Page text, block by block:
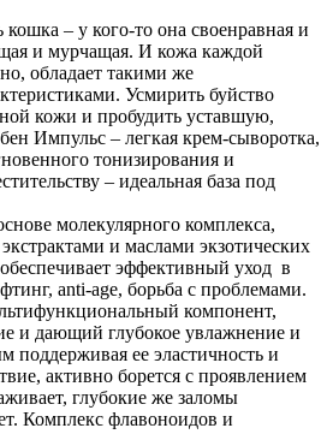
– у кого-то она своенравная и
и мурчащая. И кожа каждой
обладает такими же
Усмирить буйство
кожи и пробудить уставшую,
Импульс – легкая крем-сыворотка,
тонизирования и
– идеальная база под
молекулярного комплекса,
и маслами экзотических
эффективный уход в
anti-age, борьба с проблемами.
компонент,
и дающий глубокое увлажнение и
поддерживая ее эластичность и
активно борется с проявлением
глубокие же заломы
Комплекс флавоноидов и